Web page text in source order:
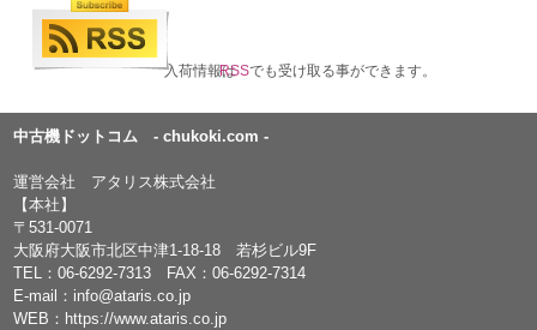
入荷情報はRSSでも受け取る事ができます。
中古機ドットコム - chukoki.com -
運営会社 アタリス株式会社
【本社】
〒531-0071
大阪府大阪市北区中津1-18-18 若杉ビル9F
TEL：06-6292-7313 FAX：06-6292-7314
E-mail： info@ataris.co.jp
WEB： https://www.ataris.co.jp